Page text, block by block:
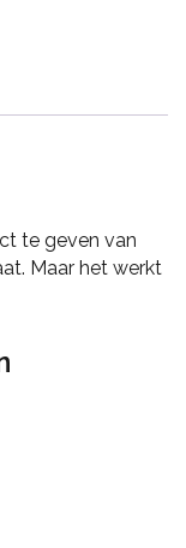
te geven van
Maar het werkt